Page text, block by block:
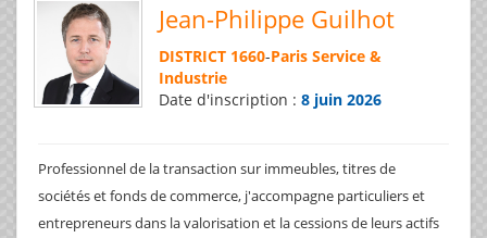
Jean-Philippe Guilhot
DISTRICT 1660-Paris Service &
Industrie
Date d'inscription : 8 juin 2026
Professionnel de la transaction sur immeubles, titres de
sociétés et fonds de commerce, j'accompagne particuliers et
entrepreneurs dans la valorisation et la cessions de leurs actifs